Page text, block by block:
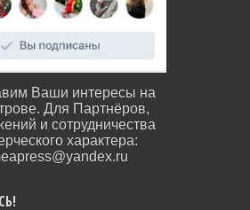
Ваши интересы на
Для Партнёров,
и сотрудничества
характера: